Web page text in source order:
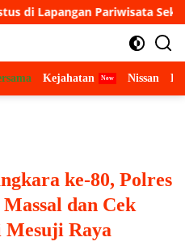
Pariwisata Sekitar Tugu
Kejahatan Nissan
ke-80, Polres
dan Cek
Mesuji Raya